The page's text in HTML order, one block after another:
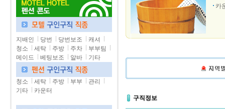
지배인 당번 당번보조
캐셔
청소
세탁 주방 주차
부부팀
메이드
베팅보조 알바 기타
청소 세탁 주방 부부
관리
기타
카운터
카
구직정보